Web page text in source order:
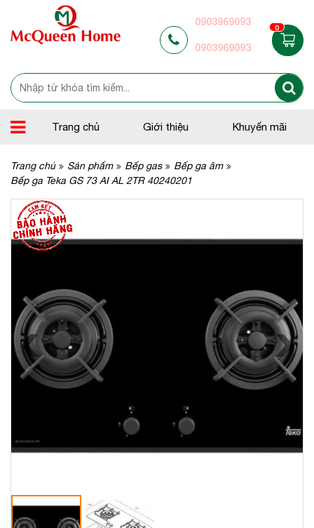
0903969093
0903969093
0
Trang chủ Giới thiệu Khuyến mãi
Trang chủ Sản phẩm Bếp gas
Bếp ga âm
Bếp ga Teka GS 73 AI AL 2TR 40240201